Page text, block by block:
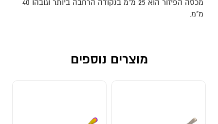
מכסה הפיזור הוא 25 מ"מ בנקודה הרחבה ביותר וגובהו 40
מ"מ.
מוצרים נוספים